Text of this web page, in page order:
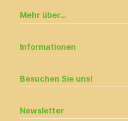
Mehr über...
Informationen
Besuchen Sie uns!
Newsletter